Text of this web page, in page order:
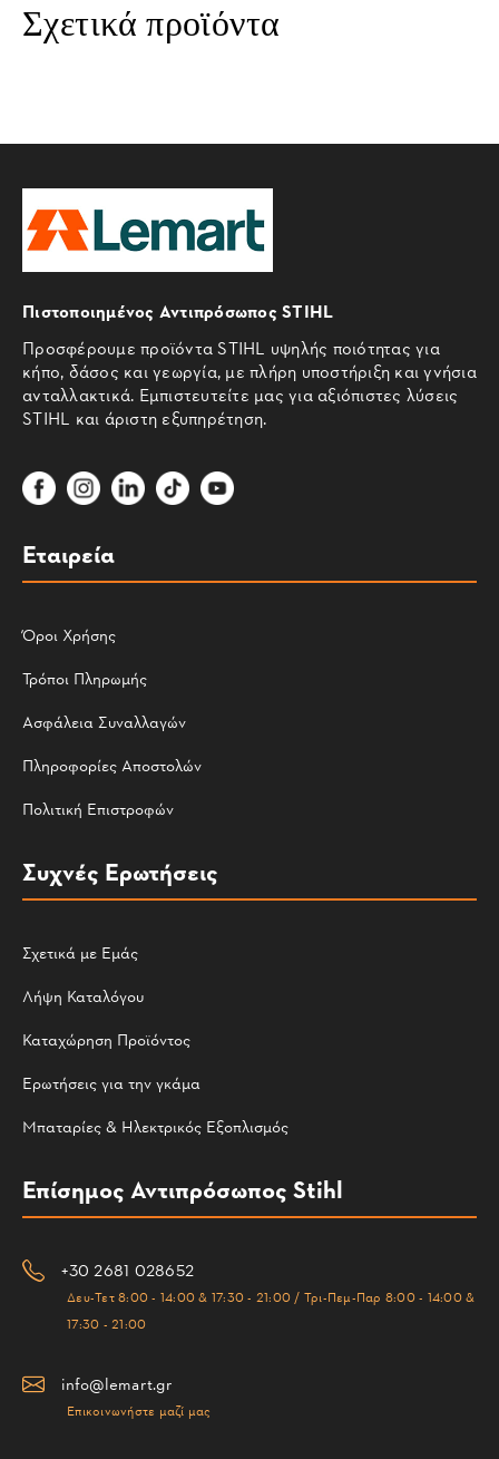
Σχετικά προϊόντα
Πιστοποιημένος Αντιπρόσωπος STIHL
Προσφέρουμε προϊόντα STIHL υψηλής ποιότητας για
κήπο, δάσος και γεωργία, με πλήρη υποστήριξη και γνήσια
ανταλλακτικά. Εμπιστευτείτε μας για αξιόπιστες λύσεις
STIHL και άριστη εξυπηρέτηση.
Εταιρεία
Όροι Χρήσης
Τρόποι Πληρωμής
Ασφάλεια Συναλλαγών
Πληροφορίες Αποστολών
Πολιτική Επιστροφών
Συχνές Ερωτήσεις
Σχετικά με Εμάς
Λήψη Καταλόγου
Καταχώρηση Προϊόντος
Ερωτήσεις για την γκάμα
Μπαταρίες & Ηλεκτρικός Εξοπλισμός
Επίσημος Αντιπρόσωπος Stihl
+30 2681 028652
Δευ-Τετ 8:00 - 14:00 & 17:30 - 21:00 / Τρι-Πεμ-Παρ 8:00 - 14:00 &
17:30 - 21:00
info@lemart.gr
Επικοινωνήστε μαζί μας